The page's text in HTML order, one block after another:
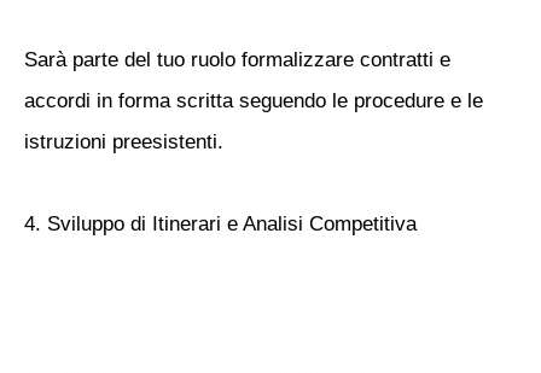
Sarà parte del tuo ruolo formalizzare contratti e
accordi in forma scritta seguendo le procedure e le
istruzioni preesistenti.
4. Sviluppo di Itinerari e Analisi Competitiva